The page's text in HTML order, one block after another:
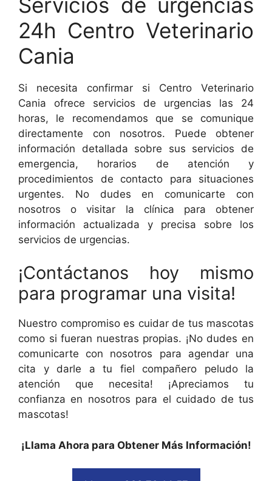
24h Centro Veterinario
Cania
Si necesita confirmar si Centro Veterinario
Cania ofrece servicios de urgencias las 24
horas, le recomendamos que se comunique
directamente con nosotros. Puede obtener
información detallada sobre sus servicios de
emergencia, horarios de atención y
procedimientos de contacto para situaciones
urgentes. No dudes en comunicarte con
nosotros o visitar la clínica para obtener
información actualizada y precisa sobre los
servicios de urgencias.
¡Contáctanos hoy mismo
para programar una visita!
Nuestro compromiso es cuidar de tus mascotas
como si fueran nuestras propias. ¡No dudes en
comunicarte con nosotros para agendar una
cita y darle a tu fiel compañero peludo la
atención que necesita! ¡Apreciamos tu
confianza en nosotros para el cuidado de tus
mascotas!
¡Llama Ahora para Obtener Más Información!